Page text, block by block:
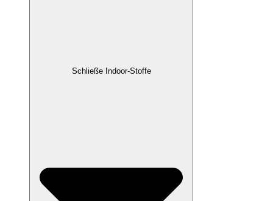
Schließe Indoor-Stoffe